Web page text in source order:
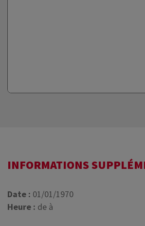
INFORMATIONS
Date : 01/01/1970
Heure : de à